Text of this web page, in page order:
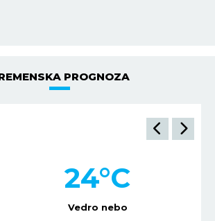
PROGNOZA
Mestimično oblačno
22°C